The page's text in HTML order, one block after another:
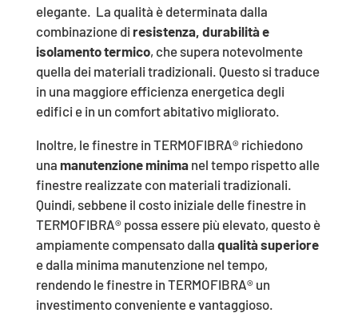
elegante. La qualità è determinata dalla
combinazione di resistenza, durabilità e
isolamento termico, che supera notevolmente
quella dei materiali tradizionali. Questo si traduce
in una maggiore efficienza energetica degli
edifici e in un comfort abitativo migliorato.
Inoltre, le finestre in TERMOFIBRA® richiedono
una manutenzione minimanel tempo rispetto alle
finestre realizzate con materiali tradizionali.
Quindi, sebbene il costo iniziale delle finestre in
TERMOFIBRA® possa essere più elevato, questo è
ampiamente compensato dalla qualità superiore
e dalla minima manutenzione nel tempo,
rendendo le finestre in TERMOFIBRA® un
investimento conveniente e vantaggioso.